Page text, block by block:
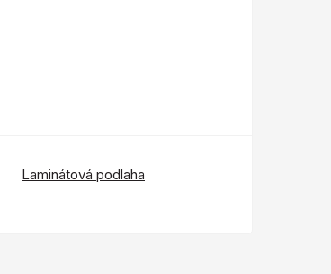
Laminátová podlaha